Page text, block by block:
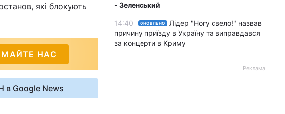
які блокують
НАС
в Google News
- Зеленський
14:40 ОНОВЛЕНО
Лідер "Ногу свело!" назвав
причину приїзду в Україну та виправдався
за концерти в Криму
Реклама